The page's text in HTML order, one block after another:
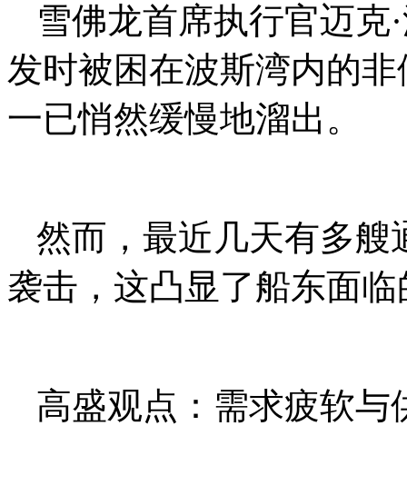
雪佛龙首席执行官迈克
发时被困在波斯湾内的
一已悄然缓慢地溜出。
然而，最近几天有多艘
袭击，这凸显了船东面
高盛观点：需求疲软与